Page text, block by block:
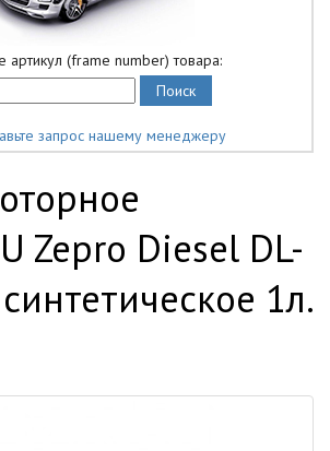
артикул (frame number) товара:
запрос нашему менеджеру
Zepro Diesel DL-
1л.